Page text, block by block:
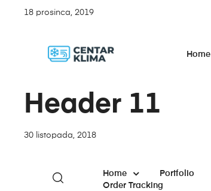
18 prosinca, 2019
Home
Header 11
30 listopada, 2018
Home
Portfolio
Order Tracking